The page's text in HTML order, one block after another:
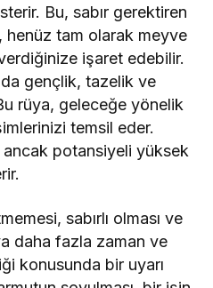
Bu, sabır gerektiren
tam olarak meyve
işaret edebilir.
gençlik, tazelik ve
rüya, geleceğe yönelik
temsil eder.
ancak potansiyeli yüksek
sabırlı olması ve
daha fazla zaman ve
konusunda bir uyarı